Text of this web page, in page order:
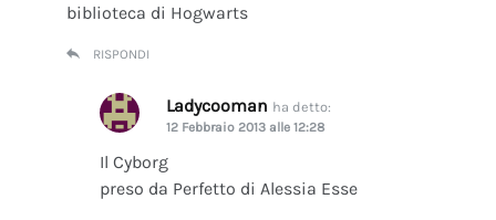
biblioteca di Hogwarts
RISPONDI
Ladycooman ha detto:
12 Febbraio 2013 alle 12:28
Il Cyborg
preso da Perfetto di Alessia Esse